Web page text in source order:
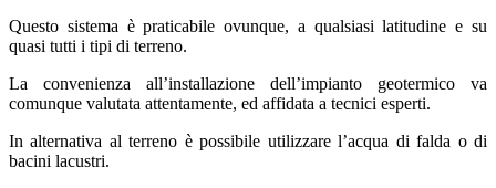
Questo sistema è praticabile ovunque, a qualsiasi latitudine e su
quasi tutti i tipi di terreno.
La convenienza all’installazione dell’impianto geotermico va
comunque valutata attentamente, ed affidata a tecnici esperti.
In alternativa al terreno è possibile utilizzare l’acqua di falda o di
bacini lacustri.